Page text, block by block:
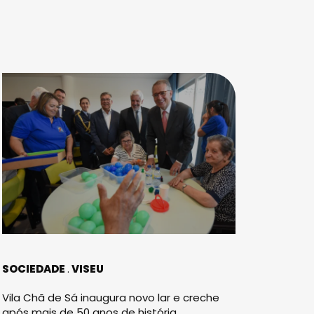
SOCIEDADE VISEU
Vila Chã de Sá inaugura novo lar e creche